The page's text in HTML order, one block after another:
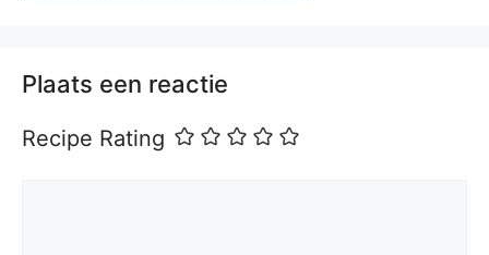
Plaats een reactie
Recipe Rating